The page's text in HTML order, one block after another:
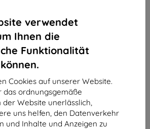
verwendet
Ihnen die
Funktionalität
Cookies auf unserer Website.
das ordnungsgemäße
der Website unerlässlich,
uns helfen, den Datenverkehr
und Inhalte und Anzeigen zu